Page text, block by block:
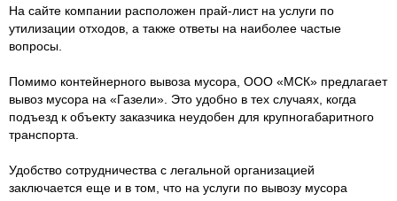
На сайте компании расположен прай-лист на услуги по
утилизации отходов, а также ответы на наиболее частые
вопросы.
Помимо контейнерного вывоза мусора, ООО «МСК» предлагает
вывоз мусора на «Газели». Это удобно в тех случаях, когда
подъезд к объекту заказчика неудобен для крупногабаритного
транспорта.
Удобство сотрудничества с легальной организацией
заключается еще и в том, что на услуги по вывозу мусора